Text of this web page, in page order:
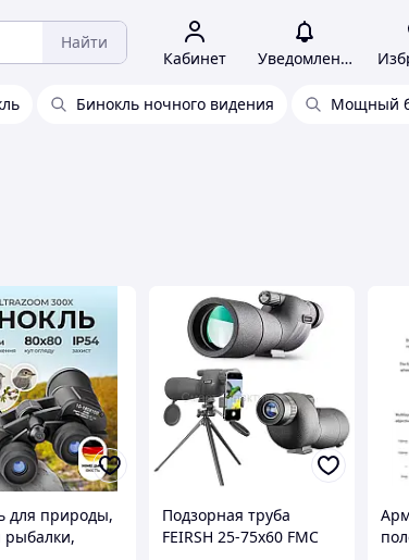
Найти
Кабинет Уведомления
Бинокль ночного видения Мощный
для природы,
рыбалки,
Подзорная труба
FEIRSH 25-75x60 FMC